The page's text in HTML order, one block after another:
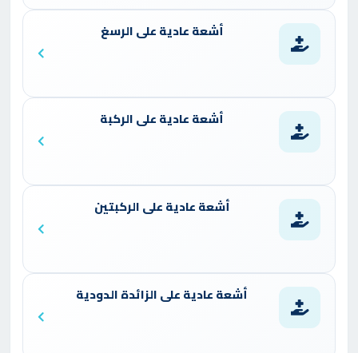
أشعة عادية على الرسغ
أشعة عادية على الركبة
أشعة عادية على الركبتين
أشعة عادية على الزائدة الدودية